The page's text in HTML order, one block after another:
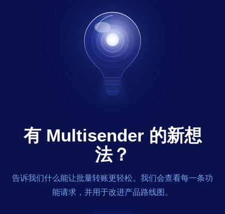
有 Multisender 的新想
法？
告诉我们什么能让批量转账更轻松。我们会查看每一条功
能请求，并用于改进产品路线图。